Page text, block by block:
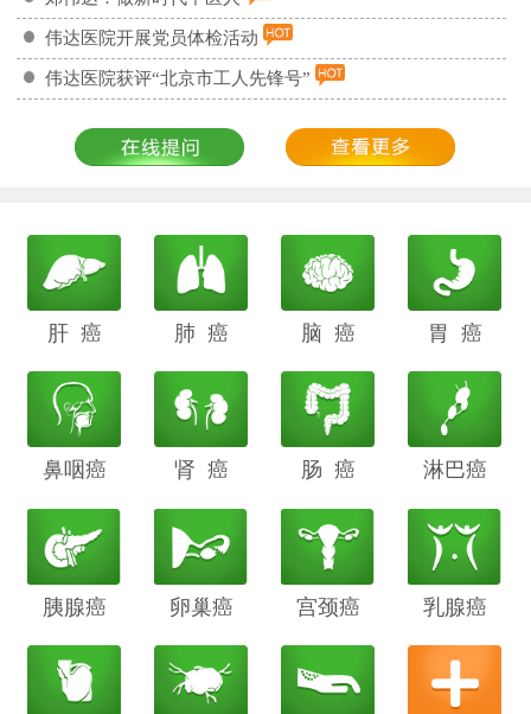
伟达医院开展党员体检活动
伟达医院获评“北京市工人先锋号”
肝 癌 阴道癌肺 癌 甲状腺癌
脑 癌 前列腺癌
胃 癌
鼻咽癌 胆管癌肾 癌
子宫内膜
癌
肠 癌 膀胱癌
淋巴癌
胰腺癌 鳞癌
卵巢癌 骨癌
宫颈癌 喉癌
乳腺癌